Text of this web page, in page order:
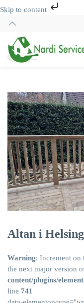
Skip to content
Altan i
Warning: Increment on
the next major version
content/plugins/
line 741